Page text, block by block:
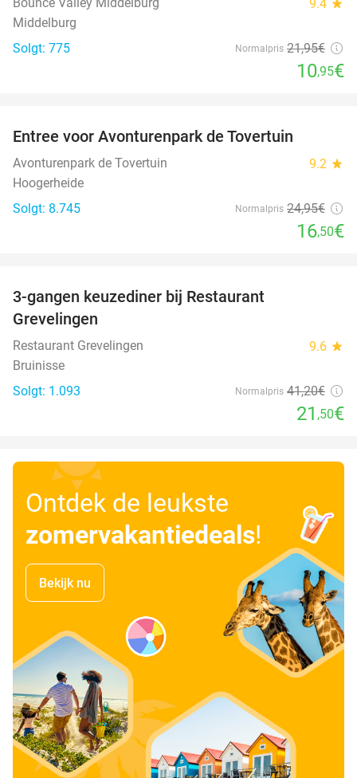
9.4 star
Middelburg
Solgt: 775
Normalpris 21,95€
10,95€
Entree voor Avonturenpark de Tovertuin
Avonturenpark de Tovertuin 9.2 star
Hoogerheide
Solgt: 8.745
Normalpris 24,95€
16,50€
3-gangen keuzediner bij Restaurant
Grevelingen
Restaurant Grevelingen 9.6 star
Bruinisse
Solgt: 1.093
Normalpris 41,20€
21 ,50€
Ontdek de leukste
zomervakantiedeals!
Bekijk nu